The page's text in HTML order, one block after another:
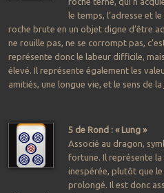
le temps, l’adresse et
roche brute en un objet digne d’être
ne rouille pas, ne se corrompt pas,
représente donc le labeur difficile,
élevé. Il représente également les
amitiés, une longue vie, et le sens de la
5 de Rond : « Lung »
Associé au dragon,
fortune. Il représente la
inespérée, plutôt que
prolongé. Il est donc